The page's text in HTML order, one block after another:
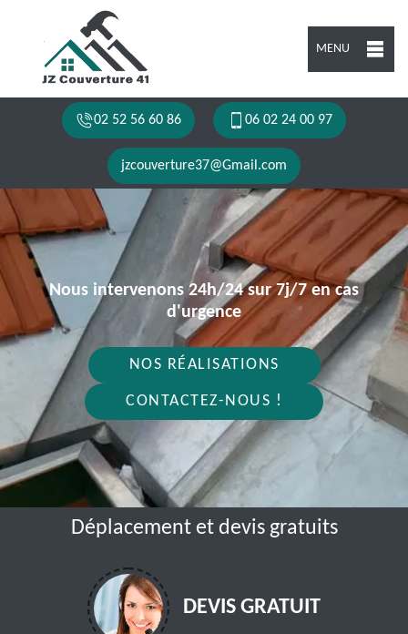
MENU
02 52 56 60 86 06 02 24 00 97
jzcouverture37@Gmail.com
Nous intervenons 24h/24 sur 7j/7 en cas
d'urgence
NOS RÉALISATIONS
CONTACTEZ-NOUS !
Déplacement et devis gratuits
DEVIS GRATUIT